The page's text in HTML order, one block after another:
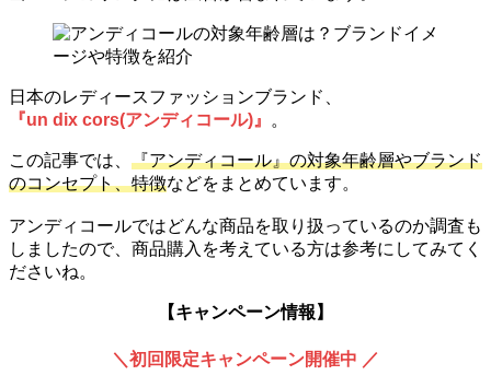
日本のレディースファッションブランド、
『un dix cors(アンディコール)』
。
この記事では、 『アンディコール』の対象年齢層やブランド
のコンセプト、特徴などをまとめています。
アンディコールではどんな商品を取り扱っているのか調査も
しましたので、商品購入を考えている方は参考にしてみてく
ださいね。
【キャンペーン情報】
＼初回限定キャンペーン開催中 ／